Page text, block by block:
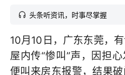
头条听资讯，时事尽掌握
10月10日，广东东莞，
屋内传“惨叫”声，因担
便叫来房东报警，结果